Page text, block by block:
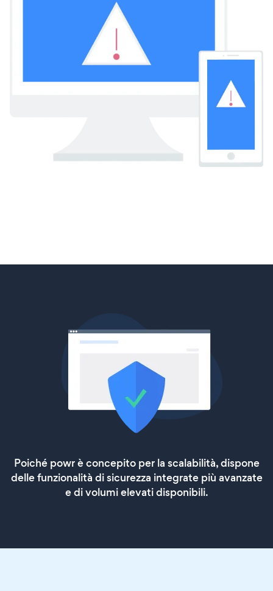
Poiché powr è concepito per la scalabilità, dispone
delle funzionalità di sicurezza integrate più avanzate
e di volumi elevati disponibili.